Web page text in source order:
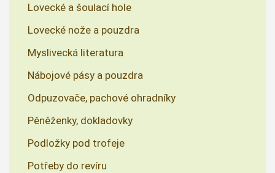
Lovecké a šoulací hole
Lovecké nože a pouzdra
Myslivecká literatura
Nábojové pásy a pouzdra
Odpuzovače, pachové ohradníky
Pěněženky, dokladovky
Podložky pod trofeje
Potřeby do revíru